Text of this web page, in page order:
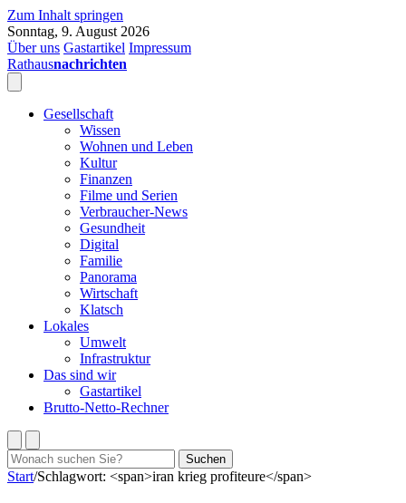
Zum Inhalt springen
Sonntag, 9. August 2026
Über uns Gastartikel Impressum
Rathausnachrichten
Gesellschaft
Wissen
Wohnen und Leben
Kultur
Finanzen
Filme und Serien
Verbraucher-News
Gesundheit
Digital
Familie
Panorama
Wirtschaft
Klatsch
Lokales
Umwelt
Infrastruktur
Das sind wir
Gastartikel
Brutto-Netto-Rechner
Suchen
nach:
Suchen
Start/Schlagwort: <span>iran krieg profiteure</span>